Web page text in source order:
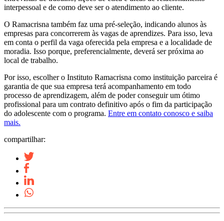
interpessoal e de como deve ser o atendimento ao cliente.
O Ramacrisna também faz uma pré-seleção, indicando alunos às
empresas para concorrerem às vagas de aprendizes. Para isso, leva
em conta o perfil da vaga oferecida pela empresa e a localidade de
moradia. Isso porque, preferencialmente, deverá ser próxima ao
local de trabalho.
Por isso, escolher o Instituto Ramacrisna como instituição parceira é
garantia de que sua empresa terá acompanhamento em todo
processo de aprendizagem, além de poder conseguir um ótimo
profissional para um contrato definitivo após o fim da participação
do adolescente com o programa. Entre em contato conosco e saiba
mais.
compartilhar: